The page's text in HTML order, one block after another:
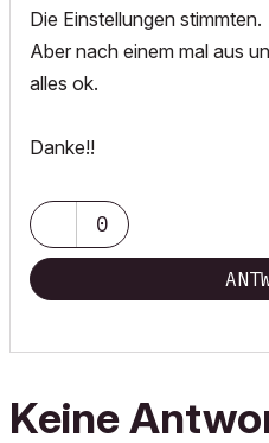
Die Einstellungen stimmten.
Aber nach einem mal aus
alles ok.
Danke!!
0
Keine